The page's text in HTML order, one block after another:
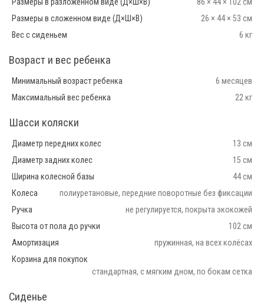
Размеры в сложенном виде (Д×Ш×В)
26 × 44 × 53 см
Вес с сиденьем
6 кг
Возраст и вес ребенка
Минимальный возраст ребенка
6 месяцев
Максимальный вес ребенка
22 кг
Шасси коляски
Диаметр передних колес
13 см
Диаметр задних колес
15 см
Ширина колесной базы
44 см
Колеса
полиуретановые, передние поворотные без фиксации
Ручка
не регулируется, покрыта экокожей
Высота от пола до ручки
102 см
Амортизация
пружинная, на всех колёсах
Корзина для покупок
стандартная, с мягким дном, по бокам сетка
Сиденье